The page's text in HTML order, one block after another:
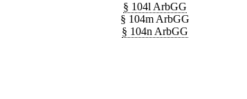
§ 104l ArbGG
§ 104m ArbGG
§ 104n ArbGG